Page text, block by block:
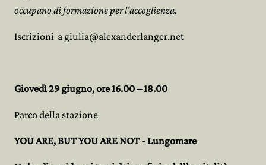
occupano di formazione per l'accoglienza.
Iscrizioni a giulia@alexanderlanger.net
Giovedì 29 giugno, ore 16.00 – 18.00
Parco della stazione
YOU ARE, BUT YOU ARE NOT - Lungomare